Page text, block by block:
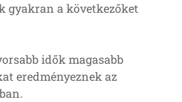
gyakran a következőket
idők magasabb
eredményeznek az